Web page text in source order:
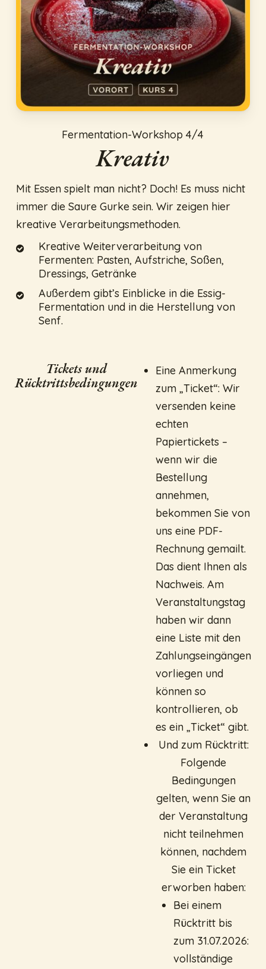
Fermentation-Workshop 4/4
Kreativ
Mit Essen spielt man nicht? Doch! Es muss nicht
immer die Saure Gurke sein. Wir zeigen hier
kreative Verarbeitungsmethoden.
Kreative Weiterverarbeitung von
Fermenten: Pasten, Aufstriche, Soßen,
Dressings, Getränke
Außerdem gibt’s Einblicke in die Essig-
Fermentation und in die Herstellung von
Senf.
Tickets und
Rücktrittsbedingungen
Eine Anmerkung
zum „Ticket“: Wir
versenden keine
echten
Papiertickets –
wenn wir die
Bestellung
annehmen,
bekommen Sie von
uns eine PDF-
Rechnung gemailt.
Das dient Ihnen als
Nachweis. Am
Veranstaltungstag
haben wir dann
eine Liste mit den
Zahlungseingängen
vorliegen und
können so
kontrollieren, ob
es ein „Ticket“ gibt.
Und zum Rücktritt:
Folgende
Bedingungen
gelten, wenn Sie an
der Veranstaltung
nicht teilnehmen
können, nachdem
Sie ein Ticket
erworben haben:
Bei einem
Rücktritt bis
zum 31.07.2026:
vollständige